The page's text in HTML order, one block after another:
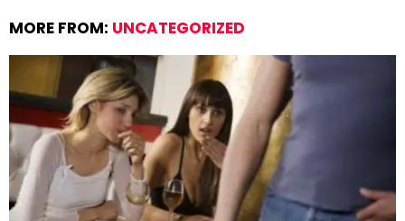
MORE FROM: UNCATEGORIZED